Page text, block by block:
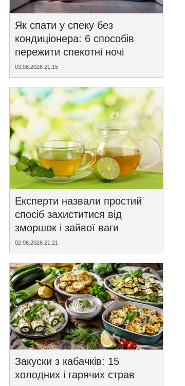
Як спати у спеку без
кондиціонера: 6 способів
пережити спекотні ночі
03.08.2026 21:15
Експерти назвали простий
спосіб захиститися від
зморшок і зайвої ваги
02.08.2026 21:21
Закуски з кабачків: 15
холодних і гарячих страв